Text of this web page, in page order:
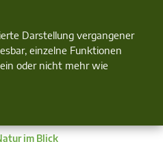
Darstellung vergangener
einzelne Funktionen
oder nicht mehr wie
im Blick